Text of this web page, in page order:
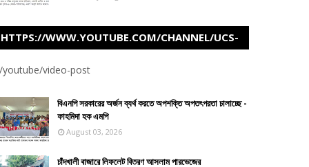
HTTPS://WWW.YOUTUBE.COM/CHANNEL/UCS-
youtube/video-post
বিএনপি সরকারের অর্জন ব্যর্থ করতে অপশক্তি অপতৎপরতা চালাচ্ছে -
ফাহমিদা হক এমপি
August 03, 2026
চাঁদখালী বাজারে লিফলেট বিতরণ আসলাম পারভেজের